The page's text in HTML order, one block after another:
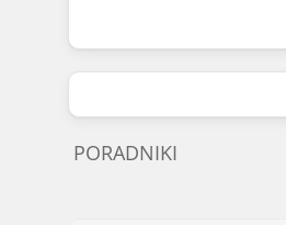
PORADNIKI